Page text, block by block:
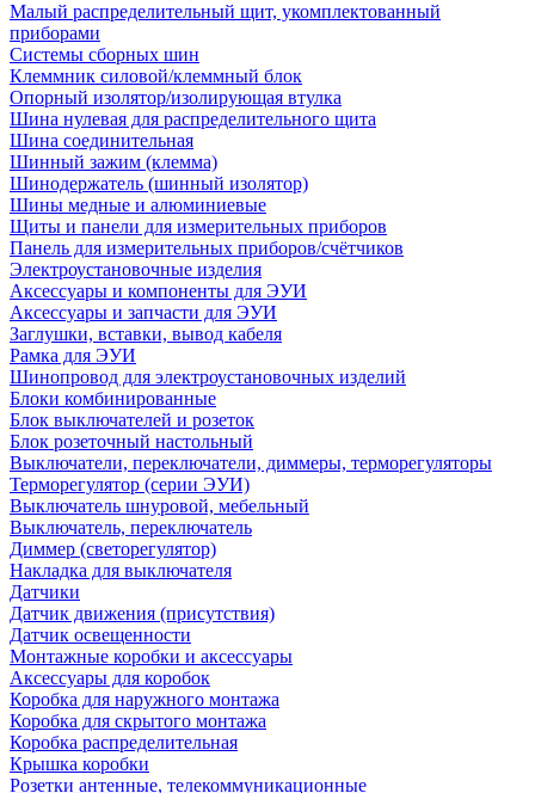
Малый распределительный щит, укомплектованный
приборами
Системы сборных шин
Клеммник силовой/клеммный блок
Опорный изолятор/изолирующая втулка
Шина нулевая для распределительного щита
Шина соединительная
Шинный зажим (клемма)
Шинодержатель (шинный изолятор)
Шины медные и алюминиевые
Щиты и панели для измерительных приборов
Панель для измерительных приборов/счётчиков
Электроустановочные изделия
Аксессуары и компоненты для ЭУИ
Аксессуары и запчасти для ЭУИ
Заглушки, вставки, вывод кабеля
Рамка для ЭУИ
Шинопровод для электроустановочных изделий
Блоки комбинированные
Блок выключателей и розеток
Блок розеточный настольный
Выключатели, переключатели, диммеры, терморегуляторы
Терморегулятор (серии ЭУИ)
Выключатель шнуровой, мебельный
Выключатель, переключатель
Диммер (светорегулятор)
Накладка для выключателя
Датчики
Датчик движения (присутствия)
Датчик освещенности
Монтажные коробки и аксессуары
Аксессуары для коробок
Коробка для наружного монтажа
Коробка для скрытого монтажа
Коробка распределительная
Крышка коробки
Розетки антенные, телекоммуникационные